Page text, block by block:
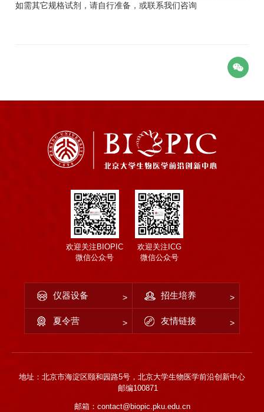
如需其它规格试剂 ，请自行准备，或联系我们咨询
欢迎关注BIOPIC
微信公众号
欢迎关注ICG
微信公众号
仪器设备 招生培养
夏令营 友情链接
地址：北京市海淀区颐和园路5号，北京大学生物医学前沿创新中心
邮编100871
邮箱：contact@biopic.pku.edu.cn